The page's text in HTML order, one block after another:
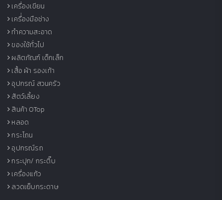
เครื่องเขียน
เครื่่องมือช่าง
ทำความสะอาด
ของใช้ทั่วไป
ผลิตภัณฑ์ เด็กเล็ก
เสื้อ ผ้า รองเท้า
อุปกรณ์ สวนครัว
สัตว์เลี้ยง
สินค้า OTop
หลอด
กระโถน
อุปกรณ์รถ
กระปุก/ กระติ๊บ
เครื่องแก้ว
ลวดเย็บกระดาษ